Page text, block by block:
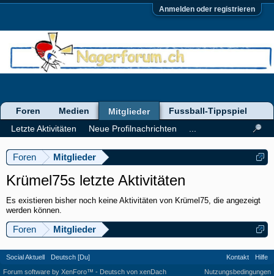
Anmelden oder registrieren
Foren Mitglieder
Krümel75s letzte Aktivitäten
Es existieren bisher noch keine Aktivitäten von Krümel75, die angezeigt
werden können.
Foren Mitglieder
Foren Medien
Mitglieder
Letzte Aktivitäten
Neue Profilnachrichten
Fussball-Tippspiel
Social Aktuell Deutsch [Du] Kontakt
Hilfe
Nutzungsbedingungen
Forum software by XenForo™ - Deutsch von xenDach